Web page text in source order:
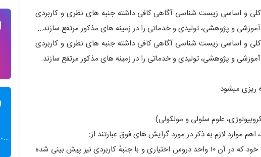
و اساسى زیست شناسی آگاهى کافى داشته جنبه هاى نظرى و کاربردى
و پژوهشی، تولیدى و خدماتى را در زمینه هاى مذکور مرتفع سازند…
و اساسى زیست شناسی آگاهى کافى داشته جنبه هاى نظرى و کاربردى
و پژوهشی، تولیدى و خدماتى را در زمینه هاى مذکور مرتفع سازند.
ریزى میشود:
موارد لازم به ذکر در مورد گرایش هاى فوق عبارتند از:
– گرایش علوم گیاهى: دانشجویان با گذرانیدن دروس مشترک و اختصاصى خود که در آن ۱۰ واحد دروس اختیارى و با جنبهٔ کاربردى نیز پیش بینى شده